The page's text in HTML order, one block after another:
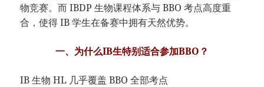
物竞赛。而 IBDP 生物课程体系与 BBO 考点高度重
合，使得 IB 学生在备赛中拥有天然优势。
一、为什么IB生特别适合参加BBO？
IB 生物 HL 几乎覆盖 BBO 全部考点